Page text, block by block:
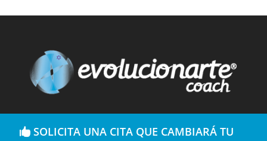
SOLICITA UNA CITA QUE CAMBIARÁ TU